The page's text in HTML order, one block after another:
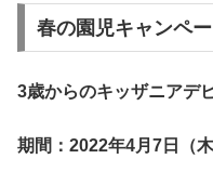
春の園児キャンペ
3歳からのキッザニアデ
期間：2022年4月7日（